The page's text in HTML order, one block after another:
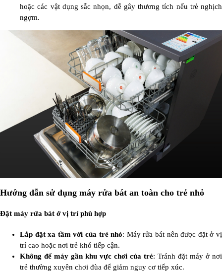
hoặc các vật dụng sắc nhọn, dễ gây thương tích nếu trẻ nghịch
ngợm.
Hướng dẫn sử dụng máy rửa bát an toàn cho trẻ nhỏ
Đặt máy rửa bát ở vị trí phù hợp
Lắp đặt xa tầm với của trẻ nhỏ: Máy rửa bát nên được đặt ở vị
trí cao hoặc nơi trẻ khó tiếp cận.
Không để máy gần khu vực chơi của trẻ: Tránh đặt máy ở nơi
trẻ thường xuyên chơi đùa để giảm nguy cơ tiếp xúc.